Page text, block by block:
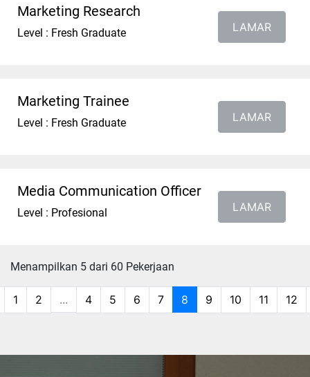
Marketing Research
Level : Fresh Graduate LAMAR
Marketing Trainee
Level : Fresh Graduate LAMAR
Media Communication Officer
Level : Profesional LAMAR
Menampilkan 5 dari 60 Pekerjaan
1 2 ... 4 5 6 7 8 9 10 11 12